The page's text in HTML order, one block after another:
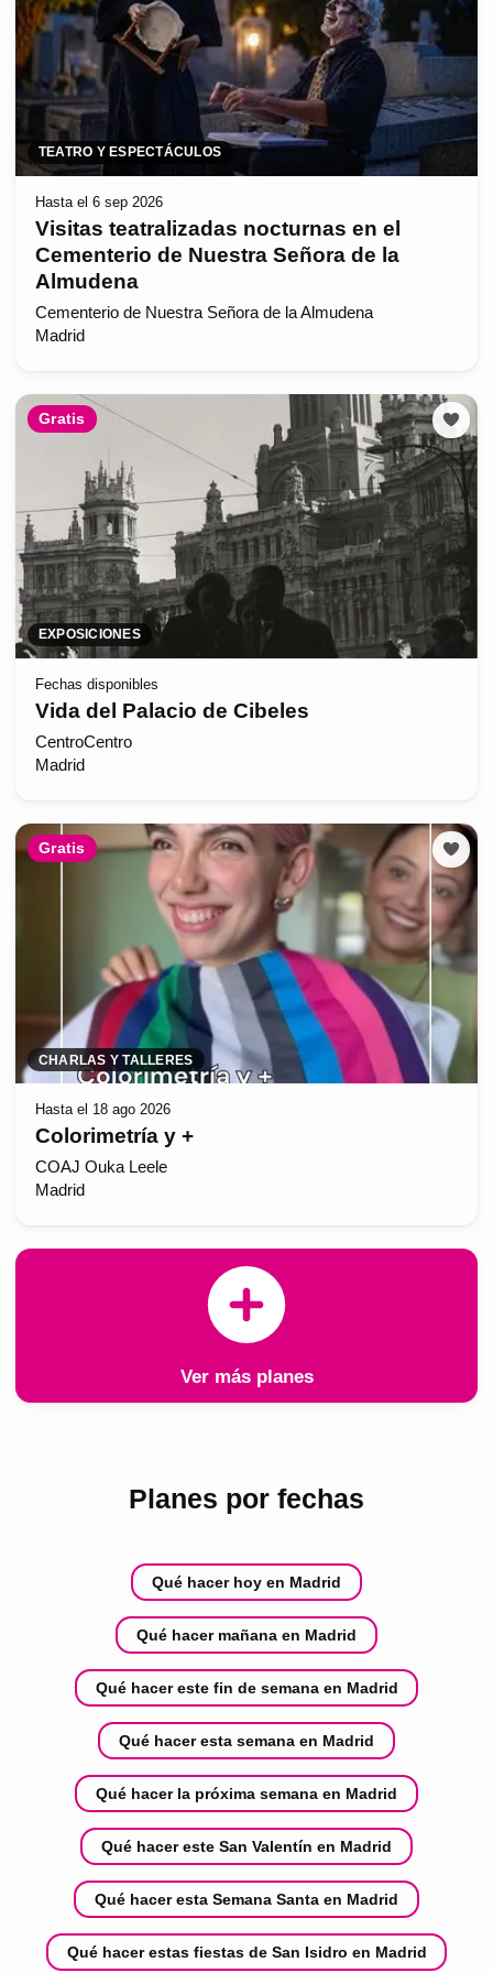
TEATRO Y ESPECTÁCULOS
Hasta el 6 sep 2026
Visitas teatralizadas nocturnas en el
Cementerio de Nuestra Señora de la
Almudena
Cementerio de Nuestra Señora de la Almudena
Madrid
Gratis
EXPOSICIONES
Fechas disponibles
Vida del Palacio de Cibeles
CentroCentro
Madrid
Gratis
CHARLAS Y TALLERES
Hasta el 18 ago 2026
Colorimetría y +
COAJ Ouka Leele
Madrid
Ver más planes
Planes por fechas
Qué hacer hoy en Madrid
Qué hacer mañana en Madrid
Qué hacer este fin de semana en Madrid
Qué hacer esta semana en Madrid
Qué hacer la próxima semana en Madrid
Qué hacer este San Valentín en Madrid
Qué hacer esta Semana Santa en Madrid
Qué hacer estas fiestas de San Isidro en Madrid